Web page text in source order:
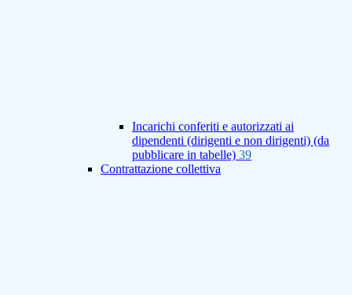
Incarichi conferiti e autorizzati ai
dipendenti (dirigenti e non dirigenti) (da
pubblicare in tabelle) 39
Contrattazione collettiva